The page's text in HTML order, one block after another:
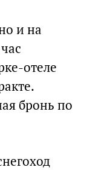
и на
отеле
бронь по